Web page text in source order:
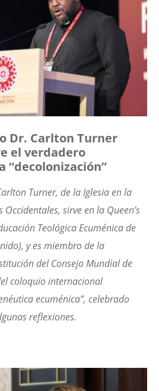
Dr. Carlton Turner
el verdadero
“decolonización”
Turner, de la Iglesia en la
sirve en la Queen’s
Teológica Ecuménica de
y es miembro de la
del Consejo Mundial de
coloquio internacional
ecuménica”, celebrado
reflexiones.